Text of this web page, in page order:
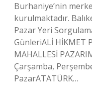
Burhaniye’nin
kurulmaktadır.
Pazar Yeri
GünleriALİ HİKMET
MAHALLESİ
Çarşamba,
PazarATATÜRK…